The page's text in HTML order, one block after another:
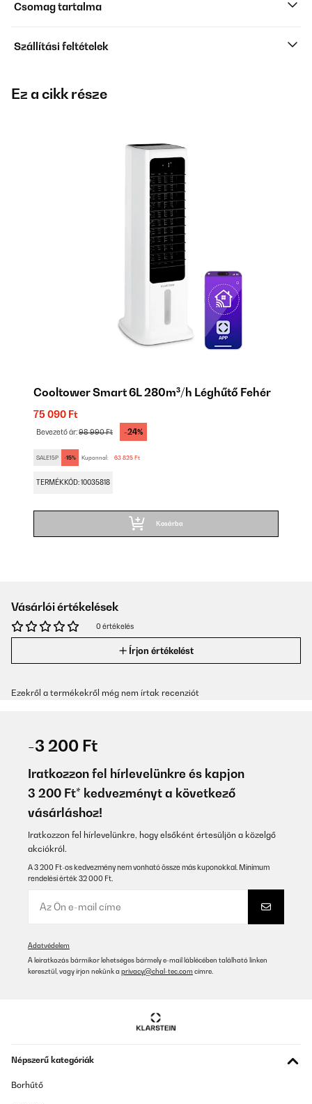
Csomag tartalma
Szállítási feltételek
Ez a cikk része
Cooltower Smart 6L 280m³/h Léghűtő Fehér
75 090 Ft
Bevezető ár:98 990 Ft -24%
SALE15P -15% Kuponnal: 63 825 Ft
TERMÉKKÓD: 10035818
Kosárba
Vásárlói értékelések
0 értékelés
Írjon értékelést
Ezekről a termékekről még nem írtak recenziót
-3 200 Ft
Iratkozzon fel hírlevelünkre és kapjon
3 200 Ft* kedvezményt a következő
vásárláshoz!
Iratkozzon fel hírlevelünkre, hogy elsőként értesüljön a közelgő
akciókról.
A 3 200 Ft-os kedvezmény nem vonható össze más kuponokkal. Minimum
rendelési érték 32 000 Ft.
Adatvédelem
A leiratkozás bármikor lehetséges bármely e-mail láblécében található linken
keresztül, vagy írjon nekünk a privacy@chal-tec.com címre.
Népszerű kategóriák
Borhűtő